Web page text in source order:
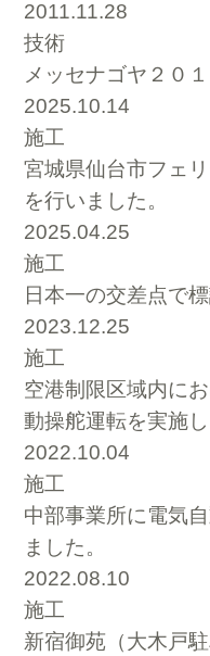
2011.11.28
技術
メッセナゴヤ２０
2025.10.14
施工
宮城県仙台市フェ
を行いました。
2025.04.25
施工
日本一の交差点で
2023.12.25
施工
空港制限区域内に
動操舵運転を実施し
2022.10.04
施工
中部事業所に電気
ました。
2022.08.10
施工
新宿御苑（大木戸